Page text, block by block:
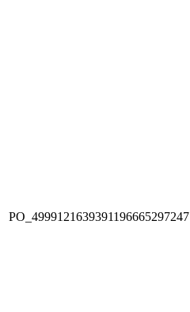
PO_4999121639391196665297247